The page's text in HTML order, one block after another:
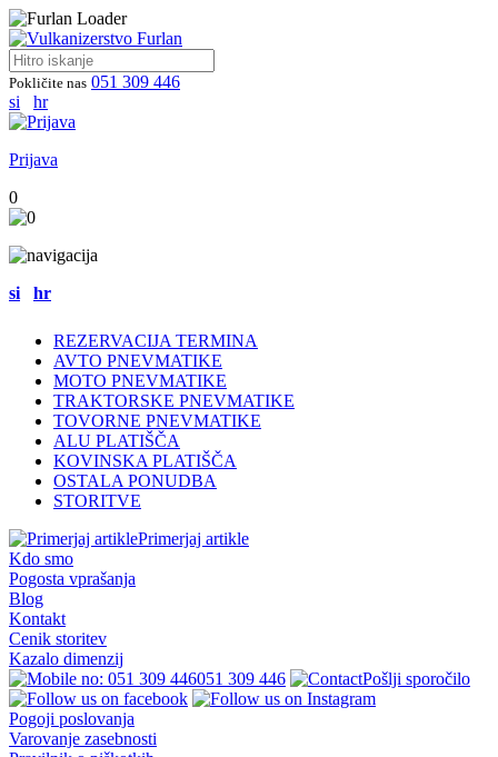
Pokličite nas 051 309 446
si
hr
Prijava
0
si hr
REZERVACIJA TERMINA
AVTO PNEVMATIKE
MOTO PNEVMATIKE
TRAKTORSKE PNEVMATIKE
TOVORNE PNEVMATIKE
ALU PLATIŠČA
KOVINSKA PLATIŠČA
OSTALA PONUDBA
STORITVE
Primerjaj artikle
Kdo smo
Pogosta vprašanja
Blog
Kontakt
Cenik storitev
Kazalo dimenzij
051 309 446
Pošlji sporočilo
Pogoji poslovanja
Varovanje zasebnosti